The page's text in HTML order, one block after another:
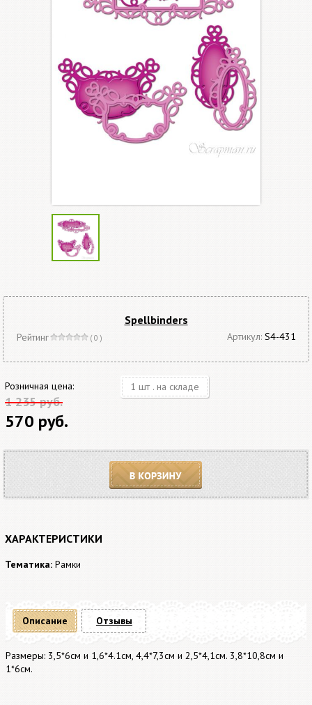
Spellbinders
Рейтинг ( 0 ) Артикул: S4-431
Розничная цена:
1 235 руб.
570 руб.
1 шт . на складе
В корзину
ХАРАКТЕРИСТИКИ
Тематика: Рамки
Описание
Размеры: 3,5*6см и 1,6*4.1см, 4,4*7,3см и 2,5*4,1см. 3,8*10,8см и
1*6см.
Отзывы